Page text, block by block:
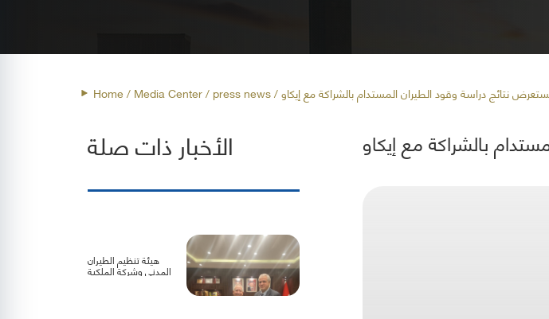
Home/ Media Center / press news نتائج دراسة وقود الطيران المستدام بالشراكة مع إيكاو
بالشراكة مع إيكاو الأخبار ذات صلة
هيئة تنظيم الطيران
المدني وشركة الملكية
الأردنية تبحثان سبل